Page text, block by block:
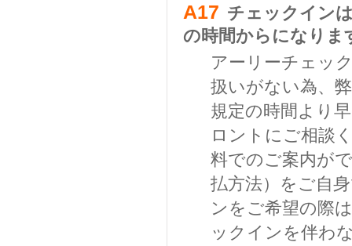
A17 チェックイン
の時間からになりま
アーリーチェッ
扱いがない為、
規定の時間より
ロントにご相談
料でのご案内が
払方法）をご自
ンをご希望の際
ックインを伴わ